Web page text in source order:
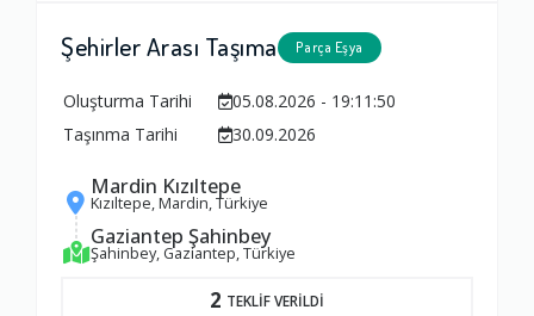
Şehirler Arası Taşıma Parça Eşya
Oluşturma Tarihi
05.08.2026 - 19:11:50
Taşınma Tarihi
30.09.2026
Mardin Kızıltepe
Kızıltepe, Mardin, Türkiye
Gaziantep Şahinbey
Şahinbey, Gaziantep, Türkiye
2 TEKLİF VERİLDİ